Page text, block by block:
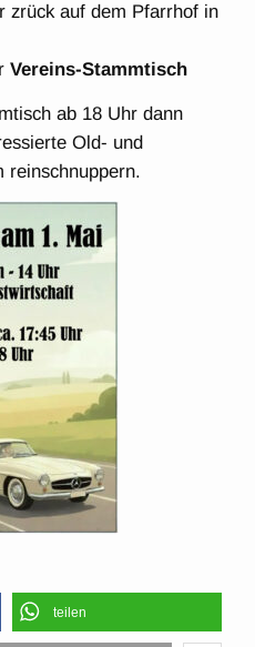
zrück auf dem Pfarrhof in
Vereins-Stammtisch
ab 18 Uhr dann
Old- und
reinschnuppern.
teilen